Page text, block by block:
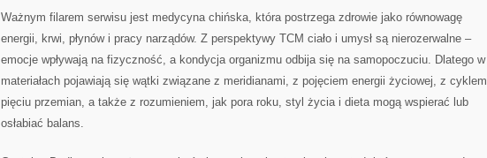
Ważnym filarem serwisu jest medycyna chińska, która postrzega zdrowie jako równowagę
energii, krwi, płynów i pracy narządów. Z perspektywy TCM ciało i umysł są nierozerwalne –
emocje wpływają na fizyczność, a kondycja organizmu odbija się na samopoczuciu. Dlatego w
materiałach pojawiają się wątki związane z meridianami, z pojęciem energii życiowej, z cyklem
pięciu przemian, a także z rozumieniem, jak pora roku, styl życia i dieta mogą wspierać lub
osłabiać balans.